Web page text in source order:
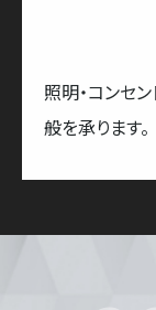
照明・コンセ
般を承ります。